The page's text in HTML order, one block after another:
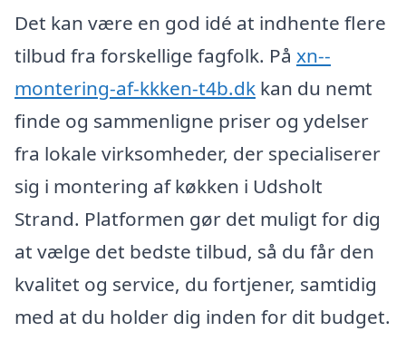
Det kan være en god idé at indhente flere
tilbud fra forskellige fagfolk. På xn--
montering-af-kkken-t4b.dk kan du nemt
finde og sammenligne priser og ydelser
fra lokale virksomheder, der specialiserer
sig i montering af køkken i Udsholt
Strand. Platformen gør det muligt for dig
at vælge det bedste tilbud, så du får den
kvalitet og service, du fortjener, samtidig
med at du holder dig inden for dit budget.